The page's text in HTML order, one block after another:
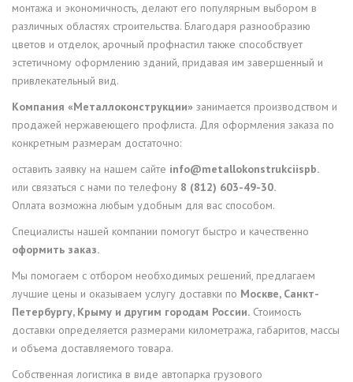
монтажа и экономичность, делают его популярным выбором в
различных областях строительства. Благодаря разнообразию
цветов и отделок, арочный профнастил также способствует
эстетичному оформлению зданий, придавая им завершенный и
привлекательный вид.
Компания «Металлоконструкции» занимается производством и
продажей нержавеющего профлиста. Для оформления заказа по
конкретным размерам достаточно:
оставить заявку на нашем сайте info@metallokonstrukciispb.
или связаться с нами по телефону 8 (812) 603-49-30.
Оплата возможна любым удобным для вас способом.
Специалисты нашей компании помогут быстро и качественно
оформить заказ.
Мы помогаем с отбором необходимых решений, предлагаем
лучшие цены и оказываем услугу доставки по Москве, Санкт-
Петербургу, Крыму и другим городам России. Стоимость
доставки определяется размерами километража, габаритов, массы
и объема доставляемого товара.
Собственная логистика в виде автопарка грузового